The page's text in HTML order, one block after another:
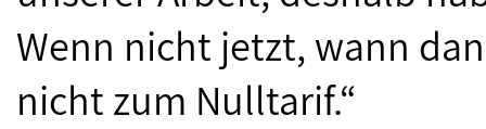
Wenn nicht jetzt, wann
nicht zum Nulltarif.“